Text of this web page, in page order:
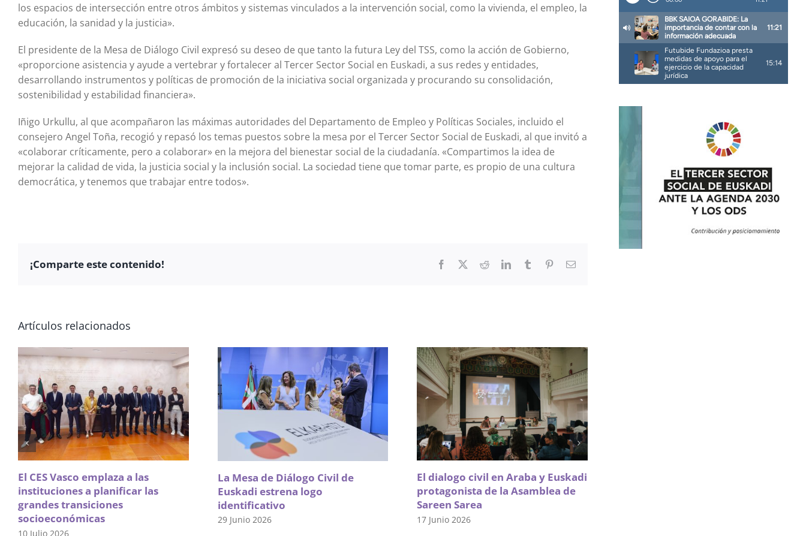
los espacios de intersección entre otros ámbitos y sistemas vinculados a la intervención social, como la vivienda, el empleo, la
educación, la sanidad y la justicia».
El presidente de la Mesa de Diálogo Civil expresó su deseo de que tanto la futura Ley del TSS, como la acción de Gobierno,
«proporcione asistencia y ayude a vertebrar y fortalecer al Tercer Sector Social en Euskadi, a sus redes y entidades,
desarrollando instrumentos y políticas de promoción de la iniciativa social organizada y procurando su consolidación,
sostenibilidad y estabilidad financiera».
Iñigo Urkullu, al que acompañaron las máximas autoridades del Departamento de Empleo y Políticas Sociales, incluido el
consejero Angel Toña, recogió y repasó los temas puestos sobre la mesa por el Tercer Sector Social de Euskadi, al que invitó a
«colaborar críticamente, pero a colaborar» en la mejora del bienestar social de la ciudadanía. «Compartimos la idea de
mejorar la calidad de vida, la justicia social y la inclusión social. La sociedad tiene que tomar parte, es propio de una cultura
democrática, y tenemos que trabajar entre todos».
¡Comparte este contenido! Facebook RedditLinkedInTumblr PinterestCorreo
Artículos relacionados
El CES Vasco emplaza a las
instituciones a planificar las
grandes transiciones
socioeconómicas
10 Julio 2026
La Mesa de Diálogo Civil de
Euskadi estrena logo
identificativo
29 Junio 2026
El dialogo civil en Araba y Euskadi
protagonista de la Asamblea de
Sareen Sarea
17 Junio 2026